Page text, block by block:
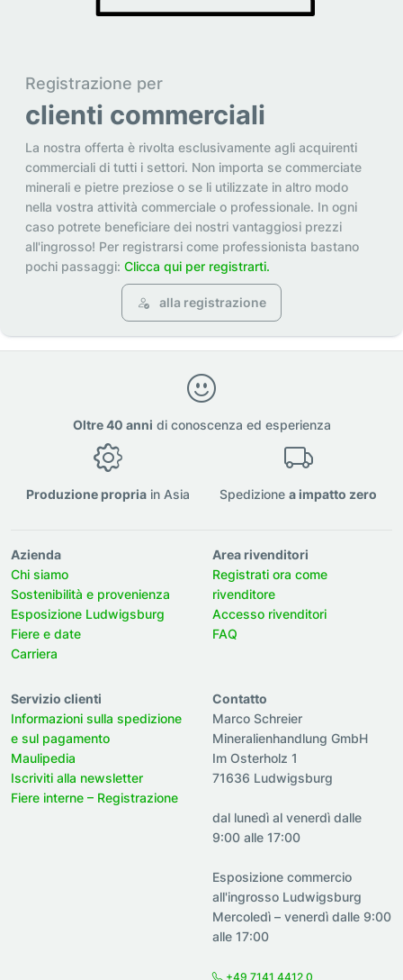
Registrazione per
clienti commerciali
La nostra offerta è rivolta esclusivamente agli acquirenti
commerciali di tutti i settori. Non importa se commerciate
minerali e pietre preziose o se li utilizzate in altro modo
nella vostra attività commerciale o professionale. In ogni
caso potrete beneficiare dei nostri vantaggiosi prezzi
all'ingrosso! Per registrarsi come professionista bastano
pochi passaggi: Clicca qui per registrarti.
alla registrazione
Oltre 40 anni di conoscenza ed esperienza
Produzione propriain Asia Spedizionea impatto zero
Azienda
Chi siamo
Sostenibilità e provenienza
Esposizione Ludwigsburg
Fiere e date
Carriera
Area rivenditori
Registrati ora come
rivenditore
Accesso rivenditori
FAQ
Servizio clienti
Informazioni sulla spedizione
e sul pagamento
Maulipedia
Iscriviti alla newsletter
Fiere interne – Registrazione
Contatto
Marco Schreier
Mineralienhandlung GmbH
Im Osterholz 1
71636 Ludwigsburg
dal lunedì al venerdì dalle
9:00 alle 17:00
Esposizione commercio
all'ingrosso Ludwigsburg
Mercoledì – venerdì dalle 9:00
alle 17:00
+49 7141 4412 0